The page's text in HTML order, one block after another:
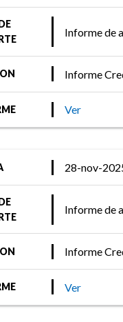
(afiliada de
revisó
de
de
y
Crediticio
(afiliada de
revisó las
de
de
y
Informe de
Informe
Ver
28-nov-
Informe de
Informe
Ver